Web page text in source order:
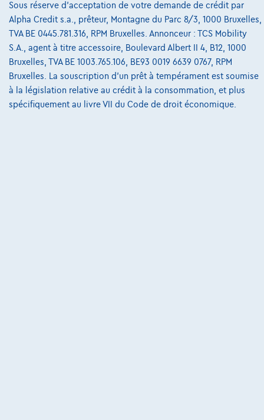
Sous réserve d'acceptation de votre demande de crédit par
Alpha Credit s.a., prêteur, Montagne du Parc 8/3, 1000 Bruxelles,
TVA BE 0445.781.316, RPM Bruxelles. Annonceur : TCS Mobility
S.A., agent à titre accessoire, Boulevard Albert II 4, B12, 1000
Bruxelles, TVA BE 1003.765.106, BE93 0019 6639 0767, RPM
Bruxelles. La souscription d'un prêt à tempérament est soumise
à la législation relative au crédit à la consommation, et plus
spécifiquement au livre VII du Code de droit économique.
Contact
@2024 TCS Mobility SA/NV Copyright
Conditions Générales
Conditions d'assistance